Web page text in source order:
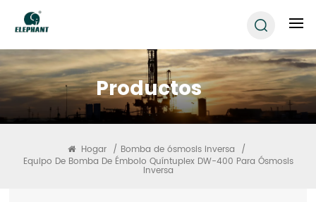
Productos
Hogar / Bomba de ósmosis inversa /
Equipo De Bomba De Émbolo Quíntuplex DW-400 Para Ósmosis
Inversa